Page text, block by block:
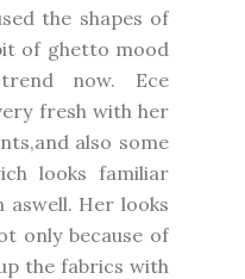
the shapes of
of ghetto mood
now. Ece
fresh with her
also some
looks familiar
Her looks
only because of
the fabrics with